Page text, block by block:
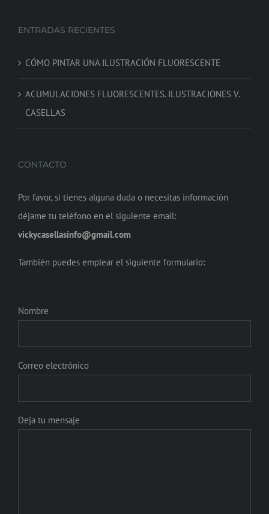
ENTRADAS RECIENTES
CÓMO PINTAR UNA ILUSTRACIÓN FLUORESCENTE
ACUMULACIONES FLUORESCENTES. ILUSTRACIONES V.
CASELLAS
CONTACTO
Por favor, si tienes alguna duda o necesitas información
déjame tu teléfono en el siguiente email:
vickycasellasinfo@gmail.com
También puedes emplear el siguiente formulario:
Nombre
Correo electrónico
Deja tu mensaje